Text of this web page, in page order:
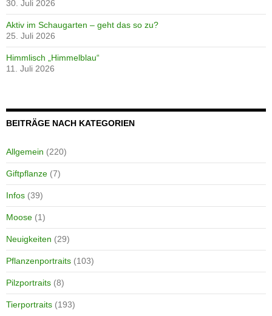
30. Juli 2026
Aktiv im Schaugarten – geht das so zu?
25. Juli 2026
Himmlisch „Himmelblau“
11. Juli 2026
BEITRÄGE NACH KATEGORIEN
Allgemein (220)
Giftpflanze (7)
Infos (39)
Moose (1)
Neuigkeiten (29)
Pflanzenportraits (103)
Pilzportraits (8)
Tierportraits (193)